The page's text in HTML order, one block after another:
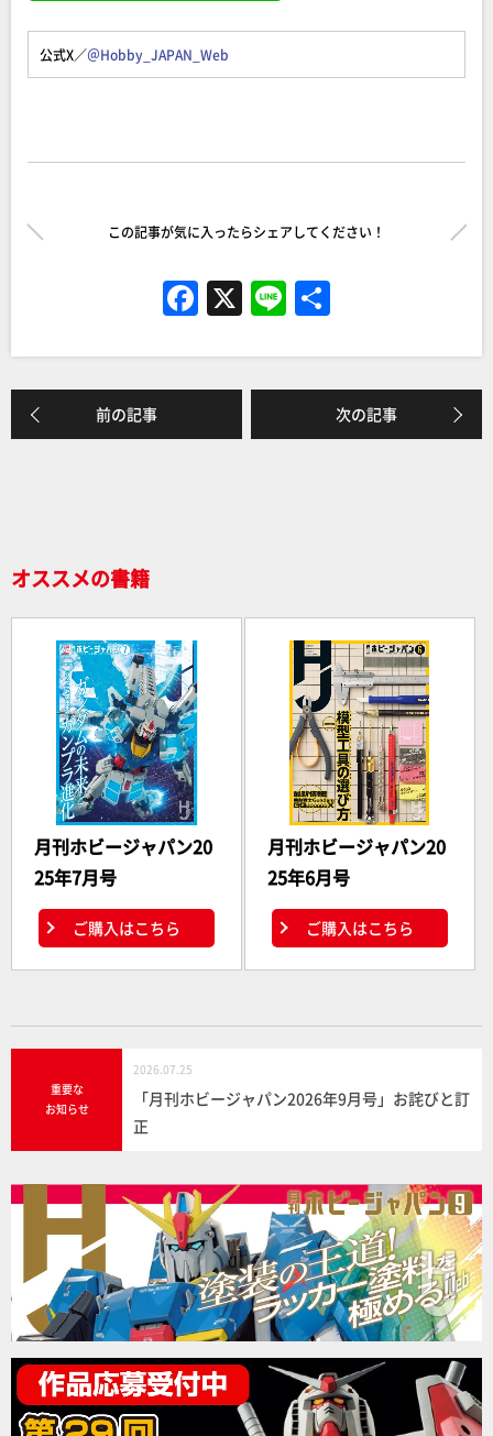
公式X／＠Hobby_JAPAN_Web
この記事が気に入ったらシェアしてください！
F
a
c
e
b
X Li
n
e
前の記事 次の記事
オススメの書籍
月刊ホビージャパン20
25年7月号
ご購入はこちら
月刊ホビージャパン20
25年6月号
ご購入はこちら
重要な
お知らせ
2026.07.25
「月刊ホビージャパン2026年9月号」お詫びと訂
正